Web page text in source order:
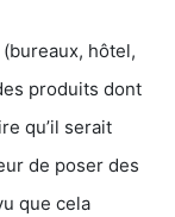
hôtel,
produits dont
qu’il serait
de poser des
que cela